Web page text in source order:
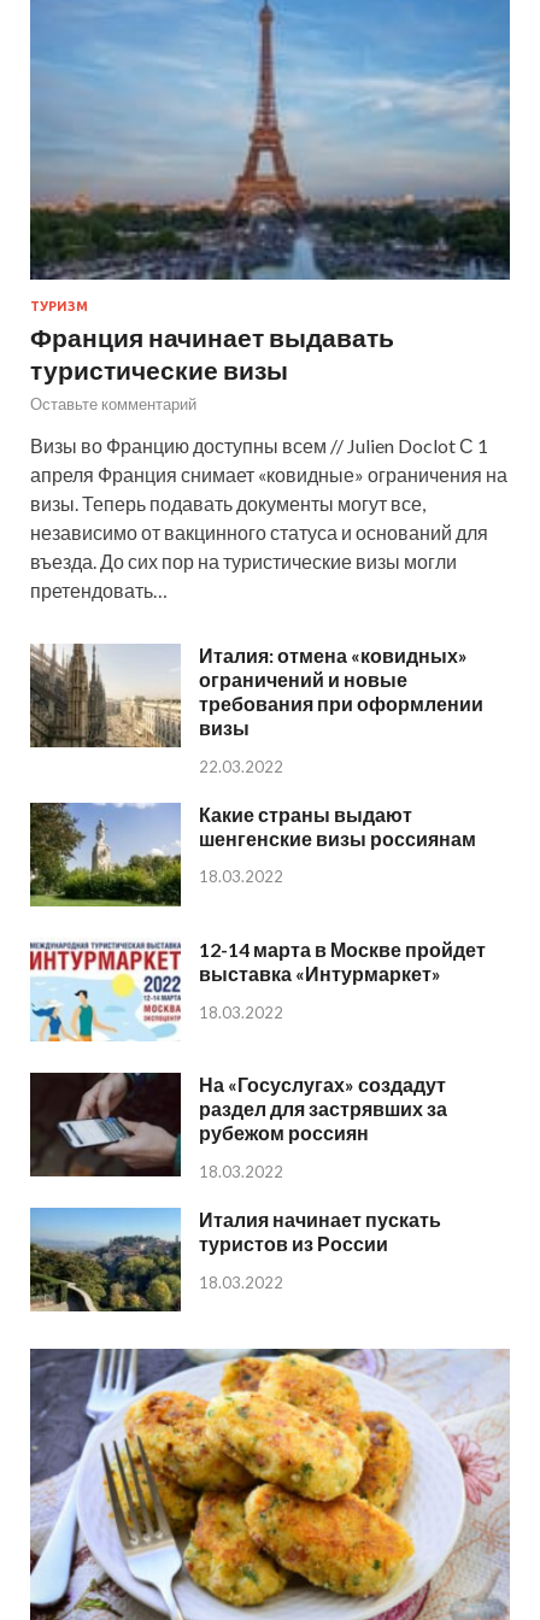
ТУРИЗМ
Франция начинает выдавать
туристические визы
Оставьте комментарий
Визы во Францию доступны всем // Julien Doclot С 1
апреля Франция снимает «ковидные» ограничения на
визы. Теперь подавать документы могут все,
независимо от вакцинного статуса и оснований для
въезда. До сих пор на туристические визы могли
претендовать…
Италия: отмена «ковидных»
ограничений и новые
требования при оформлении
визы
22.03.2022
Какие страны выдают
шенгенские визы россиянам
18.03.2022
12-14 марта в Москве пройдет
выставка «Интурмаркет»
18.03.2022
На «Госуслугах» создадут
раздел для застрявших за
рубежом россиян
18.03.2022
Италия начинает пускать
туристов из России
18.03.2022